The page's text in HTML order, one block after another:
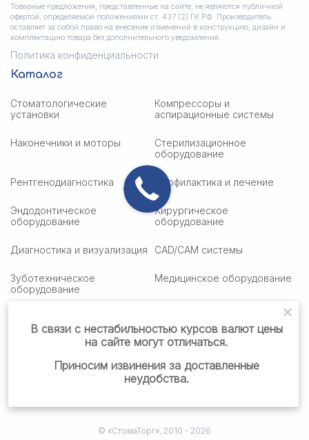
Товарные предложения, представленные на сайте, не являются публичной
офертой, определяемой положениями ст. 437 (2) ГК РФ. Производитель
оставляет за собой право на внесение изменений в конструкцию, дизайн и
комплектацию товара без дополнительного уведомления.
Политика конфиденциальности
Каталог
Стоматологические
установки
Компрессоры и
аспирационные системы
Наконечники и моторы
Стерилизационное
оборудование
Рентгенодиагностика Профилактика и лечение
Эндодонтическое
оборудование
Хирургическое
оборудование
Диагностика и визуализация CAD/CAM системы
Зуботехническое
оборудование
Медицинское оборудование
Стоматологическая мебель
Стоматологические
© «СтомаТорг», 2010 - 2026
В связи с нестабильностью курсов валют цены
на сайте могут отличаться.
Приносим извинения за доставленные
неудобства.